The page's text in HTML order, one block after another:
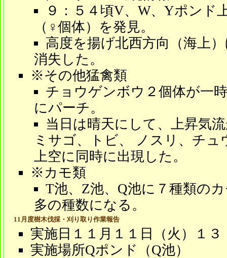
９：５４頃V、W、Yポンド
（♀個体）を発見。
高度を揚げ北西方向（海上
消失した。
※その他猛禽類
チョウゲンボウ２個体が一
にパーチ。
当日は晴天にして、上昇気
ミサゴ、トビ、 ノスリ、チ
上空に同時に出現した。
※カモ類
T池、Z池、Q池に７種類の
多の種数になる。
11月度樹木伐採・刈り取り作業報告
実施日１１月１１日（火）１
実施場所Qポンド（Q池）